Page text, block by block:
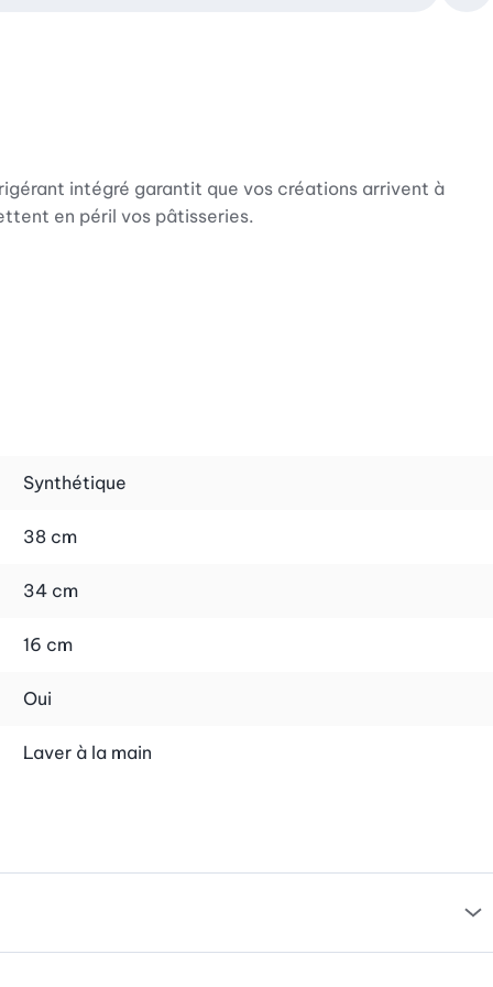
intégré garantit que vos créations arrivent à
en péril vos pâtisseries.
Synthétique
38 cm
34 cm
16 cm
Oui
Laver à la main